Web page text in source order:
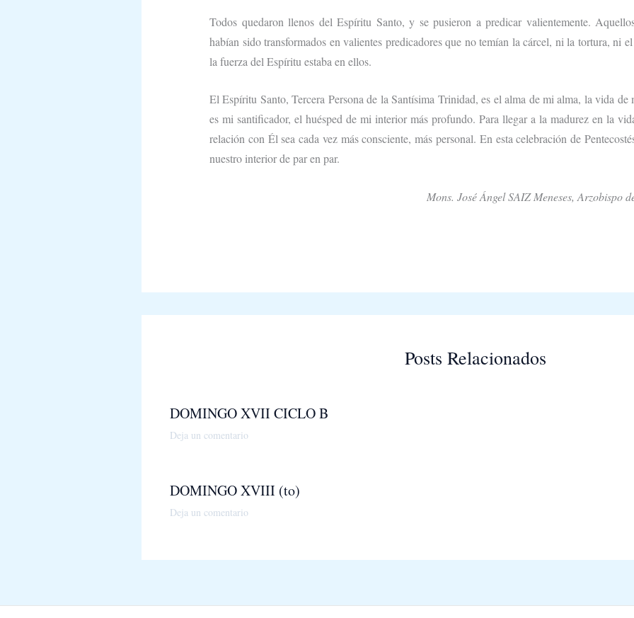
Todos quedaron llenos del Espíritu Santo, y se pusieron a predicar valientemente.
habían sido transformados en valientes predicadores que no temían la cárcel, ni la tortura, ni
la fuerza del Espíritu estaba en ellos.
El Espíritu Santo, Tercera Persona de la Santísima Trinidad, es el alma de mi alma, la vida
es mi santificador, el huésped de mi interior más profundo. Para llegar a la madurez en la
relación con Él sea cada vez más consciente, más personal. En esta celebración de
nuestro interior de par en par.
Mons. José Ángel SAIZ Meneses, Arzobispo
Posts Relacionados
DOMINGO XVII CICLO B
Deja un comentario
DOMINGO XVIII (to)
Deja un comentario